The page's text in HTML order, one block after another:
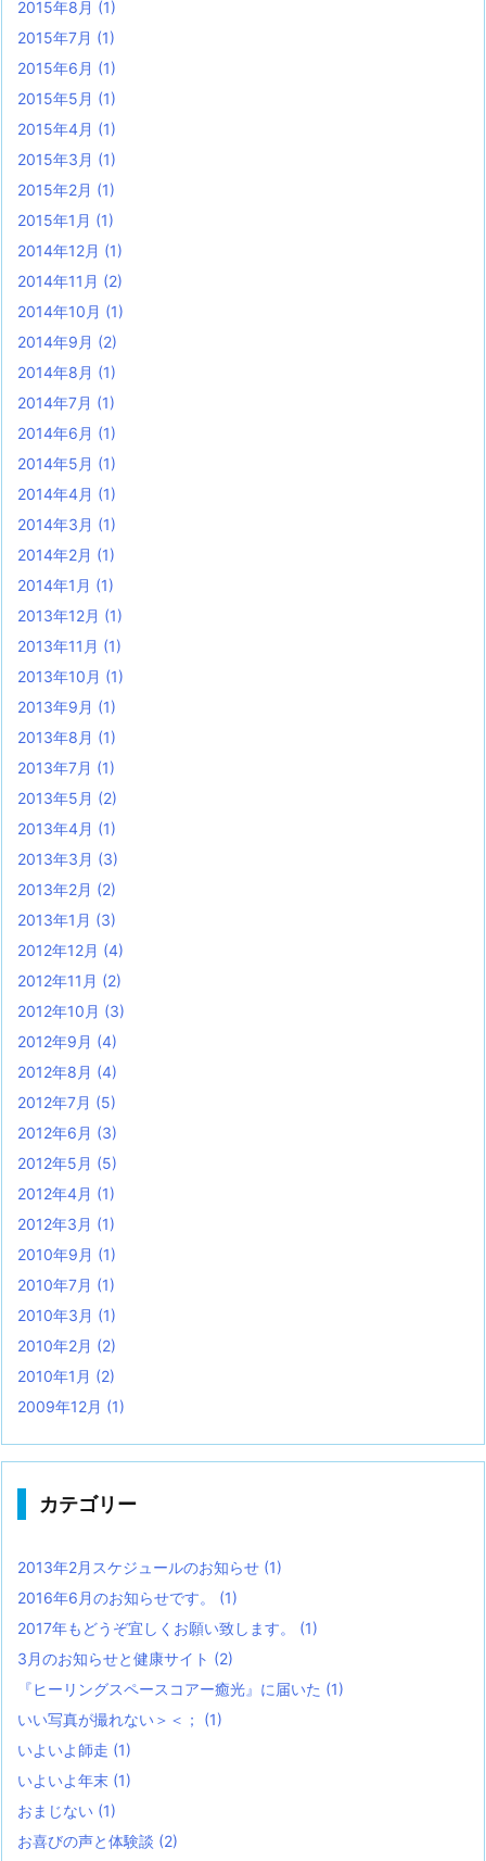
2015年8月 (1)
2015年7月 (1)
2015年6月 (1)
2015年5月 (1)
2015年4月 (1)
2015年3月 (1)
2015年2月 (1)
2015年1月 (1)
2014年12月 (1)
2014年11月 (2)
2014年10月 (1)
2014年9月 (2)
2014年8月 (1)
2014年7月 (1)
2014年6月 (1)
2014年5月 (1)
2014年4月 (1)
2014年3月 (1)
2014年2月 (1)
2014年1月 (1)
2013年12月 (1)
2013年11月 (1)
2013年10月 (1)
2013年9月 (1)
2013年8月 (1)
2013年7月 (1)
2013年5月 (2)
2013年4月 (1)
2013年3月 (3)
2013年2月 (2)
2013年1月 (3)
2012年12月 (4)
2012年11月 (2)
2012年10月 (3)
2012年9月 (4)
2012年8月 (4)
2012年7月 (5)
2012年6月 (3)
2012年5月 (5)
2012年4月 (1)
2012年3月 (1)
2010年9月 (1)
2010年7月 (1)
2010年3月 (1)
2010年2月 (2)
2010年1月 (2)
2009年12月 (1)
カテゴリー
2013年2月スケジュールのお知らせ (1)
2016年6月のお知らせです。 (1)
2017年もどうぞ宜しくお願い致します。 (1)
3月のお知らせと健康サイト (2)
『ヒーリングスペースコアー癒光』に届いた (1)
いい写真が撮れない＞＜； (1)
いよいよ師走 (1)
いよいよ年末 (1)
おまじない (1)
お喜びの声と体験談 (2)